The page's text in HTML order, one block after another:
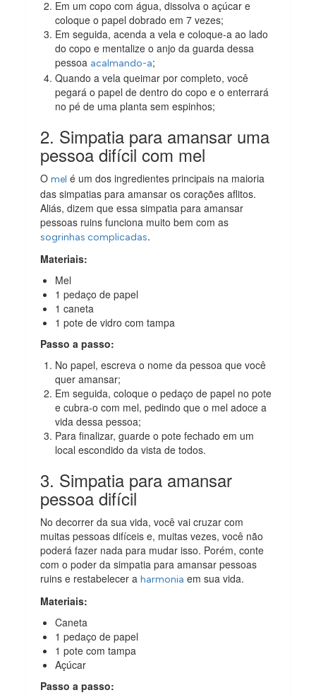
Em um copo com água, dissolva o açúcar e
coloque o papel dobrado em 7 vezes;
Em seguida, acenda a vela e coloque-a ao lado
do copo e mentalize o anjo da guarda dessa
pessoa acalmando-a;
Quando a vela queimar por completo, você
pegará o papel de dentro do copo e o enterrará
no pé de uma planta sem espinhos;
2. Simpatia para amansar uma
pessoa difícil com mel
Omel é um dos ingredientes principais na maioria
das simpatias para amansar os corações aflitos.
Aliás, dizem que essa simpatia para amansar
pessoas ruins funciona muito bem com as
sogrinhas complicadas.
Materiais:
Mel
1 pedaço de papel
1 caneta
1 pote de vidro com tampa
Passo a passo:
No papel, escreva o nome da pessoa que você
quer amansar;
Em seguida, coloque o pedaço de papel no pote
e cubra-o com mel, pedindo que o mel adoce a
vida dessa pessoa;
Para finalizar, guarde o pote fechado em um
local escondido da vista de todos.
3. Simpatia para amansar
pessoa difícil
No decorrer da sua vida, você vai cruzar com
muitas pessoas difíceis e, muitas vezes, você não
poderá fazer nada para mudar isso. Porém, conte
com o poder da simpatia para amansar pessoas
ruins e restabelecer aharmonia em sua vida.
Materiais:
Caneta
1 pedaço de papel
1 pote com tampa
Açúcar
Passo a passo: